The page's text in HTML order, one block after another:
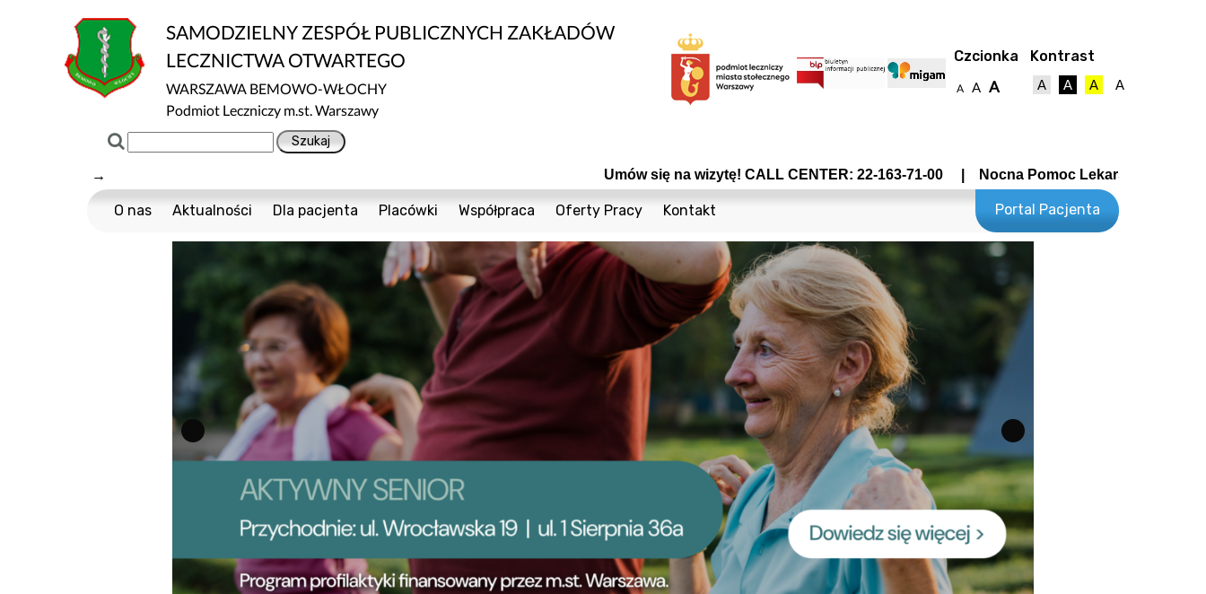
SAMODZIELNY ZESPÓŁ PUBLICZNYCH ZAKŁADÓW
LECZNICTWA OTWARTEGO
WARSZAWA BEMOWO-WŁOCHY
Podmiot Leczniczy m.st. Warszawy
Czcionka
A A A
Kontrast
A A A A
→ Umów się na wizytę! CALL CENTER: 22-163-71-00 | Nocna Pomoc Lekarska - Wrocławska 19 tel
O nas
Certyfikaty ISO
Dostępność
Informacja o wpływie działalności wykonywanej
Bezpieczeństwo informacji
Sygnaliści
Aktualności Dla pacjenta
Cennik usług medycznych
Nawigator Pacjenta
COVID-19
Profilaktyka Zdrowia
Polityka Ochrony Dzieci
Kwartalnik „Diagnoza”
Przygotowanie do Badań Laboratoryjnych
Karta Praw Pacjenta
Deklaracja POZ
Informacja o gastroskopii
Placówki
1 Sierpnia 36a
Cegielniana 8
Coopera 5
Czumy 1
Janiszowska 15
Powstańców Śląskich 19
Szybowcowa 4
Wrocławska 19
Świadczenia Komercyjne
Nasze Specjalizacje
Współpraca
Bieżące Zamówienia Publiczne
Konkursy
Powierzchnie do wynajęcia
Odsprzedaż Sprzętu Używanego
Plany postępowań
Oferty Pracy Kontakt
Telefony
Formularz Kontaktowy
Portal Pacjenta